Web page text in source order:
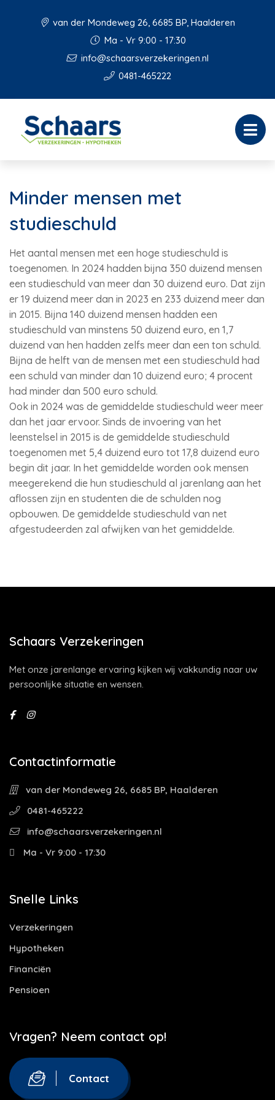
van der Mondeweg 26, 6685 BP, Haalderen
Ma - Vr 9:00 - 17:30
info@schaarsverzekeringen.nl
0481-465222
Minder mensen met
studieschuld
Het aantal mensen met een hoge studieschuld is
toegenomen. In 2024 hadden bijna 350 duizend mensen
een studieschuld van meer dan 30 duizend euro. Dat zijn
er 19 duizend meer dan in 2023 en 233 duizend meer dan
in 2015. Bijna 140 duizend mensen hadden een
studieschuld van minstens 50 duizend euro, en 1,7
duizend van hen hadden zelfs meer dan een ton schuld.
Bijna de helft van de mensen met een studieschuld had
een schuld van minder dan 10 duizend euro; 4 procent
had minder dan 500 euro schuld.
Ook in 2024 was de gemiddelde studieschuld weer meer
dan het jaar ervoor. Sinds de invoering van het
leenstelsel in 2015 is de gemiddelde studieschuld
toegenomen met 5,4 duizend euro tot 17,8 duizend euro
begin dit jaar. In het gemiddelde worden ook mensen
meegerekend die hun studieschuld al jarenlang aan het
aflossen zijn en studenten die de schulden nog
opbouwen. De gemiddelde studieschuld van net
afgestudeerden zal afwijken van het gemiddelde.
Schaars Verzekeringen
Met onze jarenlange ervaring kijken wij vakkundig naar uw
persoonlijke situatie en wensen.
Contactinformatie
van der Mondeweg 26, 6685 BP, Haalderen
0481-465222
info@schaarsverzekeringen.nl
Ma - Vr 9:00 - 17:30
Snelle Links
Verzekeringen
Hypotheken
Financiën
Pensioen
Vragen? Neem contact op!
Contact